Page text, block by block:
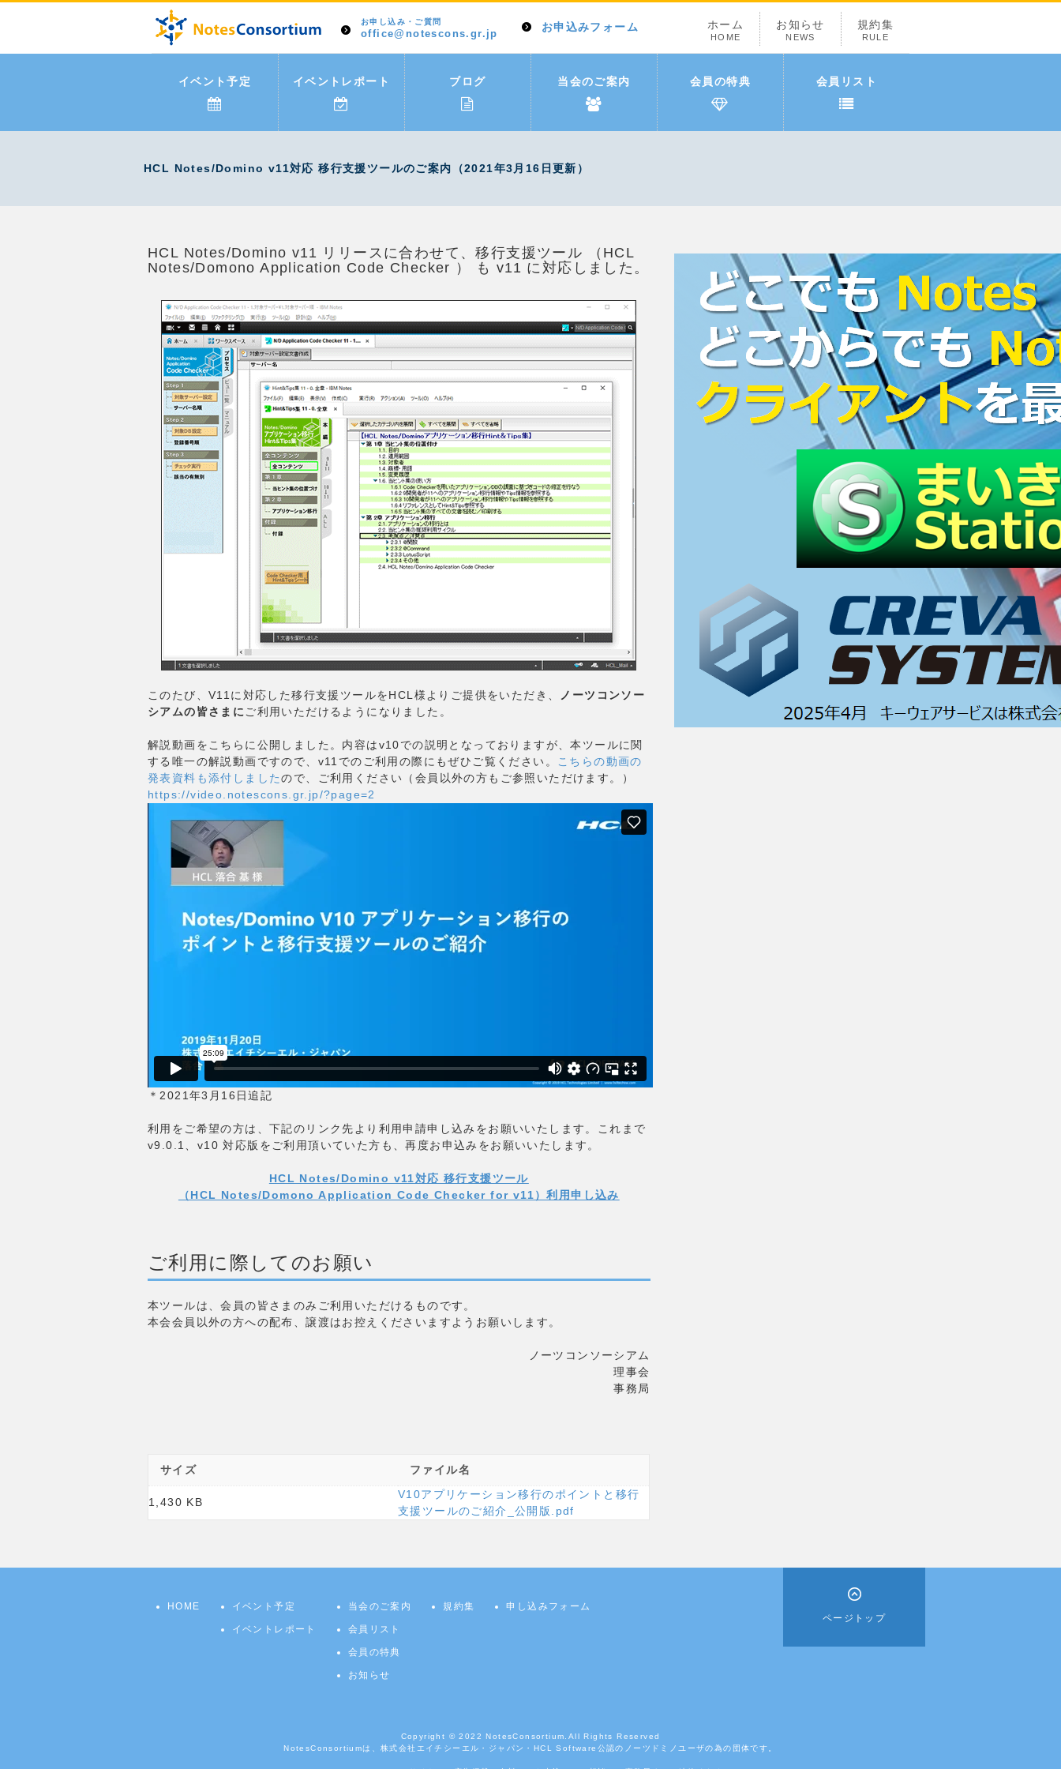
お申し込み・ご質問
office@notescons.gr.jp
お申込みフォーム ホーム
HOME
お知らせ
NEWS
規約集
RULE
イベント予定 イベントレポート ブログ 当会のご案内 会員の特典 会員リスト
HCL Notes/Domino v11対応 移行支援ツールのご案内（2021年3月16日更新）
HCL Notes/Domino v11 リリースに合わせて、移行支援ツール （HCL
Notes/Domono Application Code Checker ） も v11 に対応しました。
このたび、V11に対応した移行支援ツールをHCL様よりご提供をいただき、
ノーツコンソー
シアムの皆さまに ご利用いただけるようになりました。
解説動画をこちらに公開しました。内容はv10での説明となっておりますが、本ツールに関
する唯一の解説動画ですので、v11でのご利用の際にもぜひご覧ください。
こちらの動画の
発表資料も添付しましたので、ご利用ください（会員以外の方もご参照いただけます。）
https://video.notescons.gr.jp/?page=2
＊2021年3月16日追記
利用をご希望の方は、下記のリンク先より利用申請申し込みをお願いいたします。これまで
v9.0.1、v10 対応版をご利用頂いていた方も、再度お申込みをお願いいたします。
HCL Notes/Domino v11対応 移行支援ツール
（HCL Notes/Domono Application Code Checker for v11）利用申し込み
ご利用に際してのお願い
本ツールは、会員の皆さまのみご利用いただけるものです。
本会会員以外の方への配布、譲渡はお控えくださいますようお願いします。
ノーツコンソーシアム
理事会
事務局
サイズ ファイル名
1,430 KB
V10アプリケーション移⾏のポイントと移行
支援ツールのご紹介_公開版.pdf
HOME イベント予定
イベントレポート
当会のご案内
会員リスト
会員の特典
お知らせ
規約集
申し込みフォーム
ページトップ
Copyright © 2022NotesConsortium. All Rights Reserved
NotesConsortiumは、株式会社エイチシーエル・ジャパン・HCL Software公認のノーツドミノユーザの為の団体です。